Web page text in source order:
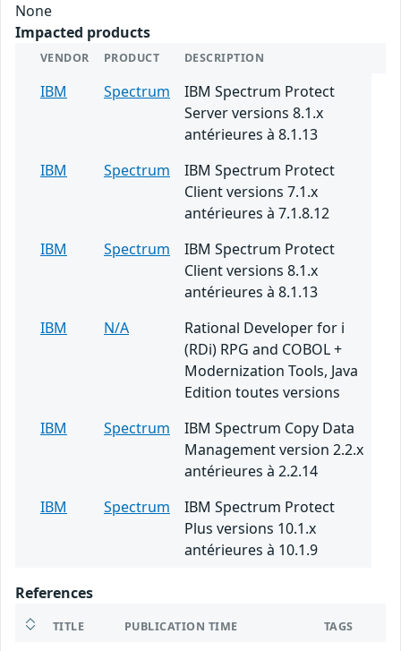
None
Impacted products
VENDOR PRODUCT DESCRIPTION
IBM Spectrum
IBM Spectrum Protect
Server versions 8.1.x
antérieures à 8.1.13
IBM
Spectrum
IBM Spectrum Protect
Client versions 7.1.x
antérieures à 7.1.8.12
IBM
Spectrum
IBM Spectrum Protect
Client versions 8.1.x
antérieures à 8.1.13
IBM
N/A
Rational Developer for i
(RDi) RPG and COBOL +
Modernization Tools, Java
Edition toutes versions
IBM
Spectrum
IBM Spectrum Copy Data
Management version 2.2.x
antérieures à 2.2.14
IBM
Spectrum
IBM Spectrum Protect
Plus versions 10.1.x
antérieures à 10.1.9
References
TITLE PUBLICATION TIME TAGS